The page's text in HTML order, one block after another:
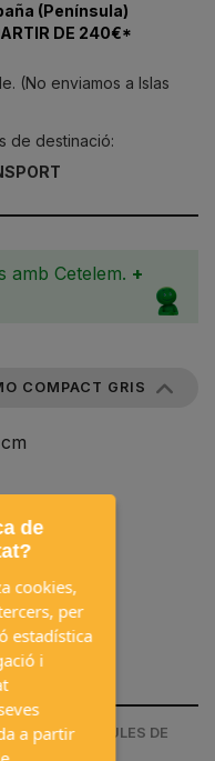
(Península)
DE 240€*
(No enviamos a Islas
de destinació:
amb Cetelem. +
COMPACT GRIS
cm
CADIRES I TAULES DE
de
cookies,
per
estadística
i
a partir